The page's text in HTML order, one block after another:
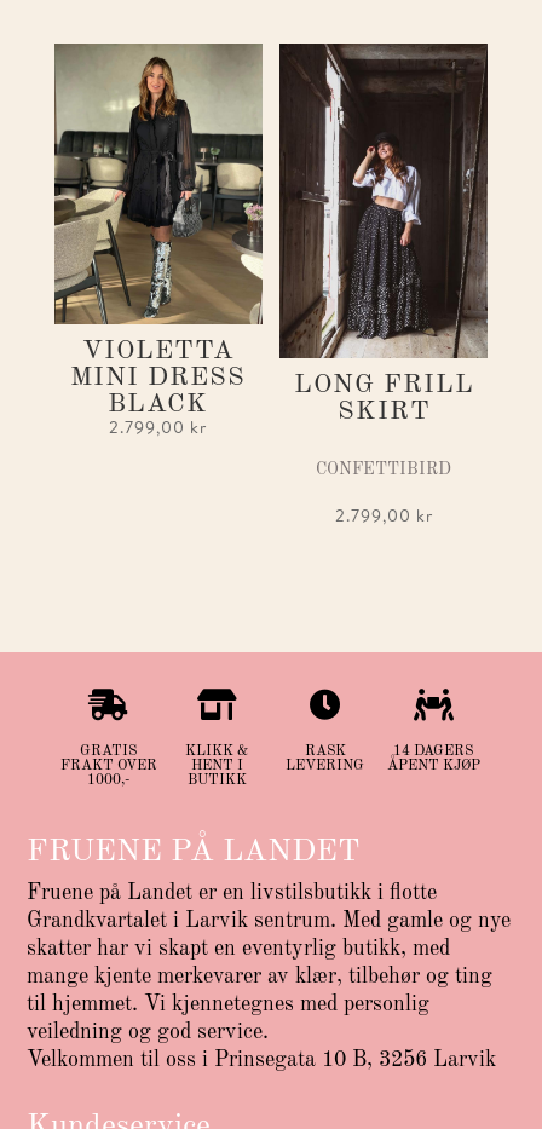
VIOLETTA
MINI DRESS
BLACK
2.799,00 kr
LONG FRILL
SKIRT
CONFETTIBIRD
2.799,00 kr

GRATIS
FRAKT OVER
1000,-

KLIKK &
HENT I
BUTIKK

RASK
LEVERING

14 DAGERS
ÅPENT KJØP
FRUENE PÅ LANDET
Fruene på Landet er en livstilsbutikk i flotte
Grandkvartalet i Larvik sentrum. Med gamle og nye
skatter har vi skapt en eventyrlig butikk, med
mange kjente merkevarer av klær, tilbehør og ting
til hjemmet. Vi kjennetegnes med personlig
veiledning og god service.
Velkommen til oss i Prinsegata 10 B, 3256 Larvik